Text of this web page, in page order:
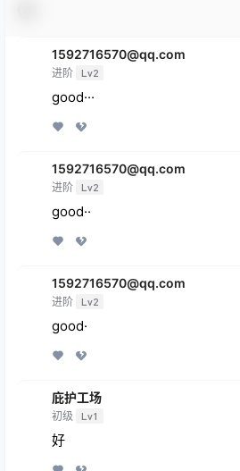
1592716570@qq.com
进阶 Lv2
good···
1592716570@qq.com
进阶 Lv2
good··
1592716570@qq.com
进阶 Lv2
good·
庇护工场
初级 Lv1
好